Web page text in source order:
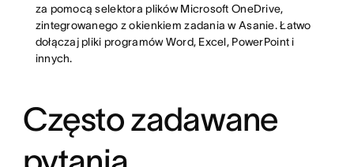
za pomocą selektora plików Microsoft OneDrive,
zintegrowanego z okienkiem zadania w Asanie. Łatwo
dołączaj pliki programów Word, Excel, PowerPoint i
innych.
Często zadawane